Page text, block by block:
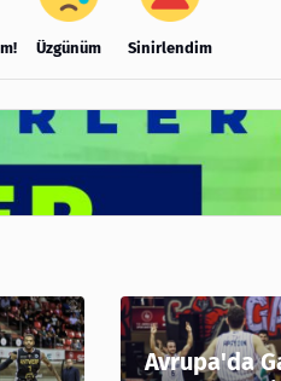
Üzgünüm Sinirlendim
Avrupa'da